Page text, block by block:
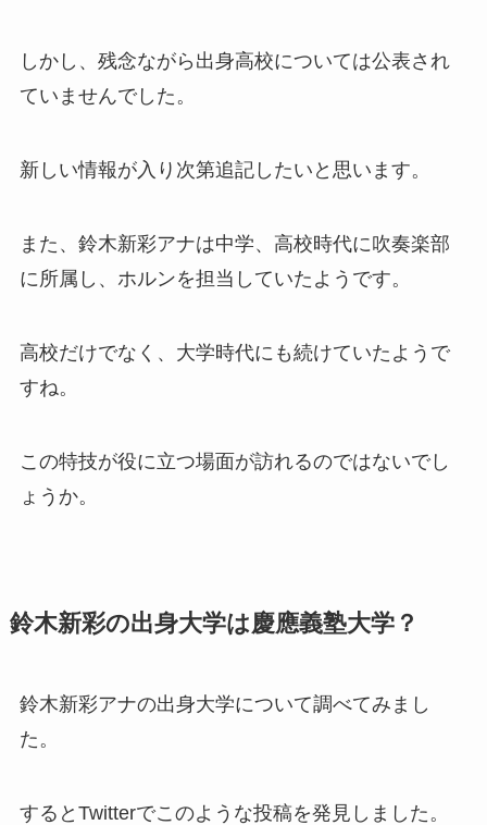
しかし、残念ながら出身高校については公表され
ていませんでした。
新しい情報が入り次第追記したいと思います。
また、鈴木新彩アナは中学、高校時代に吹奏楽部
に所属し、ホルンを担当していたようです。
高校だけでなく、大学時代にも続けていたようで
すね。
この特技が役に立つ場面が訪れるのではないでし
ょうか。
鈴木新彩の出身大学は慶應義塾大学？
鈴木新彩アナの出身大学について調べてみまし
た。
するとTwitterでこのような投稿を発見しました。